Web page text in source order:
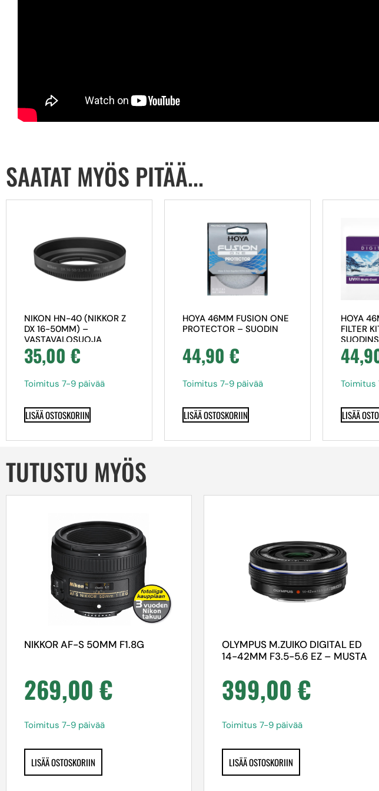
SAATAT MYÖS PITÄÄ...
NIKON HN-40 (NIKKOR Z
DX 16-50MM) –
VASTAVALOSUOJA
35,00 €
Toimitus 7-9 päivää
LISÄÄ OSTOSKORIIN
HOYA 46MM FUSION ONE
PROTECTOR – SUODIN
44,90 €
Toimitus 7-9 päivää
LISÄÄ OSTOSKORIIN
HOYA
FILTER
Toimitus
LISÄÄ
TUTUSTU MYÖS
NIKKOR AF-S 50MM F1.8G
269,00 €
Toimitus 7-9 päivää
LISÄÄ OSTOSKORIIN
OLYMPUS M.ZUIKO DIGITAL ED
14-42MM F3.5-5.6 EZ – MUSTA
399,00 €
Toimitus 7-9 päivää
LISÄÄ OSTOSKORIIN